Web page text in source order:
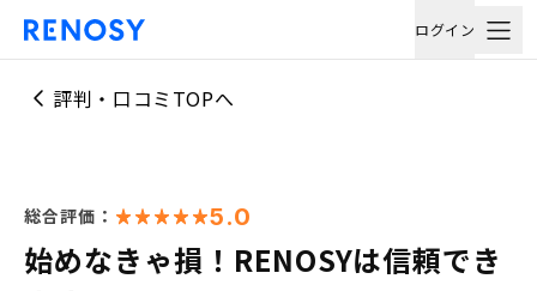
ログイン
評判・口コミTOPへ
総合評価： 5.0
始めなきゃ損！RENOSYは信頼でき